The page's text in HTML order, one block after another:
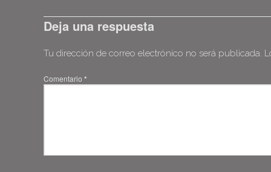
Deja una respuesta
Tu dirección de correo electrónico no será publicada.
Comentario *